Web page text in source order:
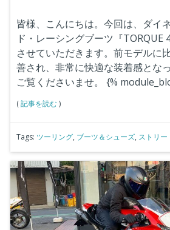
皆様、こんにちは。今回は、ダイ
ド・レーシングブーツ『TORQUE
させていただきます。前モデルに
善され、非常に快適な装着感とな
ご覧くださいませ。
{%
(記事を読む)
Tags: ツーリング, ブーツ＆シューズ, ストリー